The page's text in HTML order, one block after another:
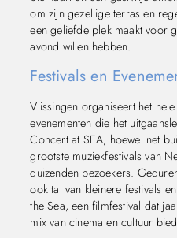
om zijn gezellige terras en
een geliefde plek maakt voor
avond willen hebben.
Festivals en
Vlissingen organiseert het
evenementen die het
Concert at SEA, hoewel net
grootste muziekfestivals van
duizenden bezoekers.
ook tal van kleinere festivals
the Sea, een filmfestival dat
mix van cinema en cultuur